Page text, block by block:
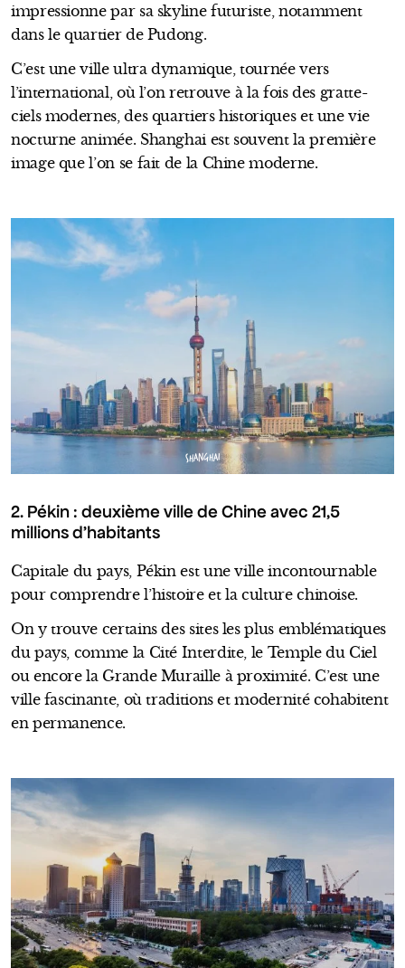
impressionne par sa skyline futuriste, notamment
dans le quartier de Pudong.
C’est une ville ultra dynamique, tournée vers
l’international, où l’on retrouve à la fois des gratte-
ciels modernes, des quartiers historiques et une vie
nocturne animée. Shanghai est souvent la première
image que l’on se fait de la Chine moderne.
SHANGHAI
2. Pékin : deuxième ville de Chine avec 21,5
millions d’habitants
Capitale du pays, Pékin est une ville incontournable
pour comprendre l’histoire et la culture chinoise.
On y trouve certains des sites les plus emblématiques
du pays, comme la Cité Interdite, le Temple du Ciel
ou encore la Grande Muraille à proximité. C’est une
ville fascinante, où traditions et modernité cohabitent
en permanence.